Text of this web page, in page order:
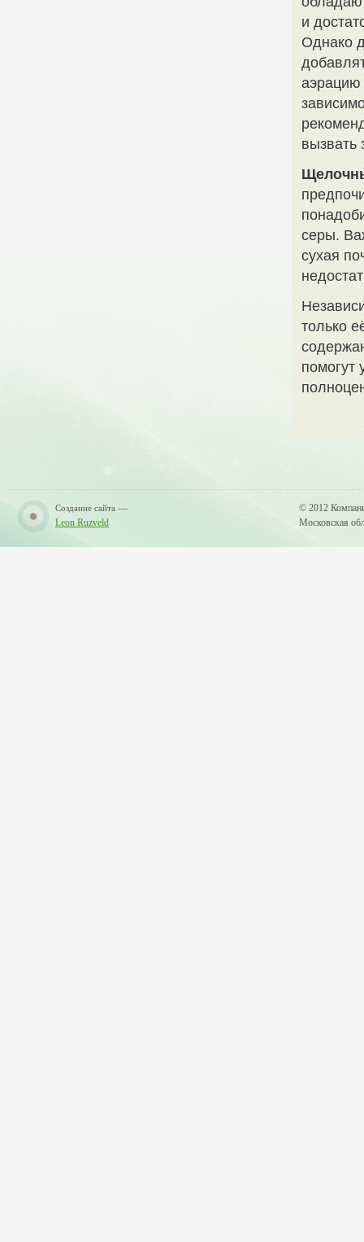
и
Однако
аэрацию
вызвать
серы.
сухая
только
помогут
Создание сайта —
Leon Ruzveld
© 2012
Московская